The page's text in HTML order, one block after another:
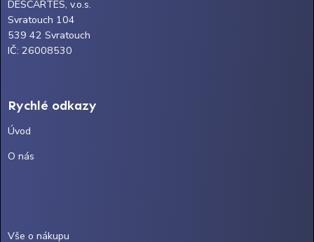
DESCARTES, v.o.s.
Svratouch 104
539 42 Svratouch
IČ: 26008530
Rychlé odkazy
Úvod
O nás
Vše o nákupu